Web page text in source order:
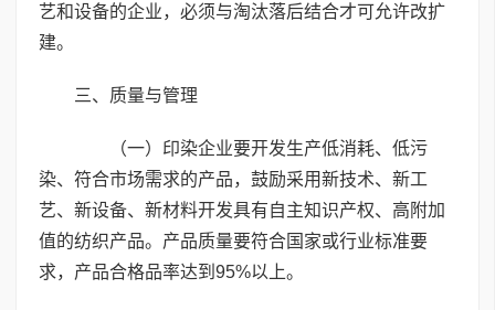
艺和设备的企业，必须与淘汰落后结合才可允许改扩
建。
三、质量与管理
（一）印染企业要开发生产低消耗、低污
染、符合市场需求的产品，鼓励采用新技术、新工
艺、新设备、新材料开发具有自主知识产权、高附加
值的纺织产品。产品质量要符合国家或行业标准要
求，产品合格品率达到95%以上。